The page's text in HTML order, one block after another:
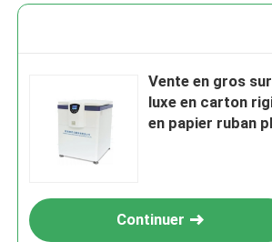
Vente en gros
luxe en carton
en papier ruban
Continuer